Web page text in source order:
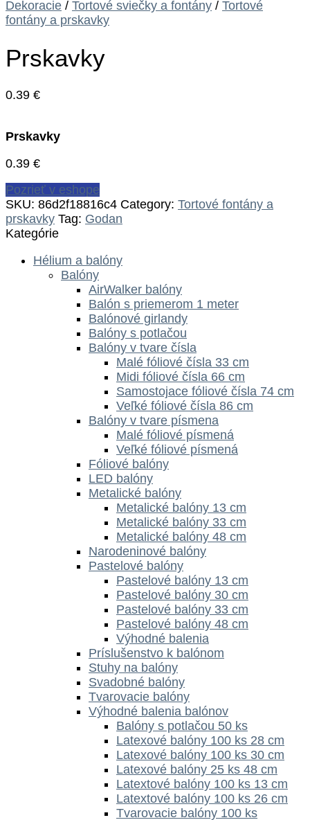
Dekoracie / Tortové sviečky a fontány / Tortové
fontány a prskavky
Prskavky
0.39 €
Prskavky
0.39 €
Pozrieť v eshope
SKU: 86d2f18816c4 Category: Tortové fontány a
prskavky Tag: Godan
Kategórie
Hélium a balóny
Balóny
AirWalker balóny
Balón s priemerom 1 meter
Balónové girlandy
Balóny s potlačou
Balóny v tvare čísla
Malé fóliové čísla 33 cm
Midi fóliové čísla 66 cm
Samostojace fóliové čísla 74 cm
Veľké fóliové čísla 86 cm
Balóny v tvare písmena
Malé fóliové písmená
Veľké fóliové písmená
Fóliové balóny
LED balóny
Metalické balóny
Metalické balóny 13 cm
Metalické balóny 33 cm
Metalické balóny 48 cm
Narodeninové balóny
Pastelové balóny
Pastelové balóny 13 cm
Pastelové balóny 30 cm
Pastelové balóny 33 cm
Pastelové balóny 48 cm
Výhodné balenia
Príslušenstvo k balónom
Stuhy na balóny
Svadobné balóny
Tvarovacie balóny
Výhodné balenia balónov
Balóny s potlačou 50 ks
Latexové balóny 100 ks 28 cm
Latexové balóny 100 ks 30 cm
Latexové balóny 25 ks 48 cm
Latextové balóny 100 ks 13 cm
Latextové balóny 100 ks 26 cm
Tvarovacie balóny 100 ks